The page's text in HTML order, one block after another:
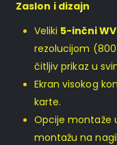
Zaslon i dizajn
Veliki 5-inčni
rezolucijom
čitljiv prikaz u
Ekran visokog
karte.
Opcije montaže
montažu na